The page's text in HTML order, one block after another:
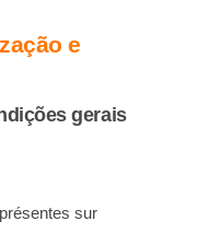
e
gerais
sur